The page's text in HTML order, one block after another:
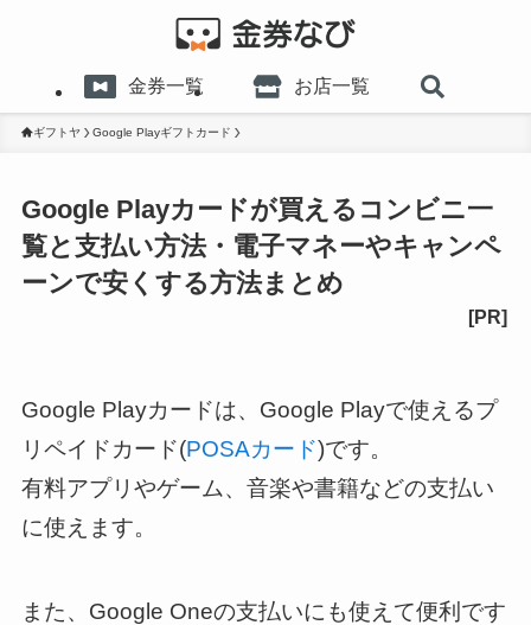
金券一覧 お店一覧
ギフトヤ Google Playギフトカード
Google Playカードが買えるコンビニ一
覧と支払い方法・電子マネーやキャンペ
ーンで安くする方法まとめ
Google Playカードは、Google Playで使えるプ
リペイドカード(POSAカード)です。
有料アプリやゲーム、音楽や書籍などの支払い
に使えます。
また、Google Oneの支払いにも使えて便利です